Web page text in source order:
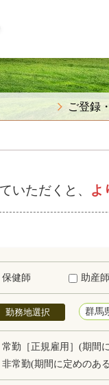
ご登録
いただくと、 よ
保健師 助産師
勤務地選択 群馬
常勤［正規雇用］(期間
非常勤(期間に定めのあ